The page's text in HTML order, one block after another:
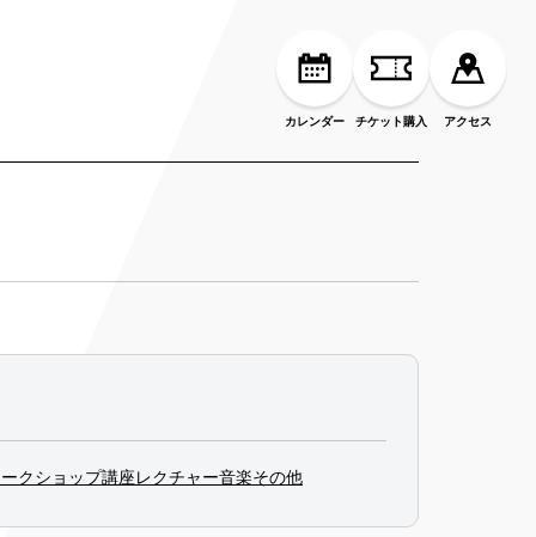
カレンダー チケット購入 アクセス
クショップ講座レクチャー音楽その他